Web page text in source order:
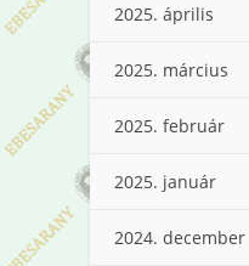
2025. április
2025. március
2025. február
2025. január
2024. december